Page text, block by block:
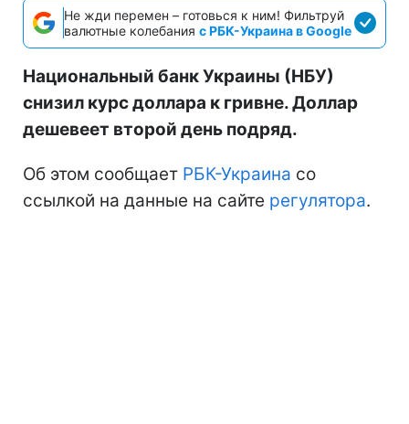
Не жди перемен – готовься к ним! Фильтруй
валютные колебания с РБК-Украина в Google
Национальный банк Украины (НБУ)
снизил курс доллара к гривне. Доллар
дешевеет второй день подряд.
Об этом сообщает РБК-Украина со
ссылкой на данные на сайте регулятора.